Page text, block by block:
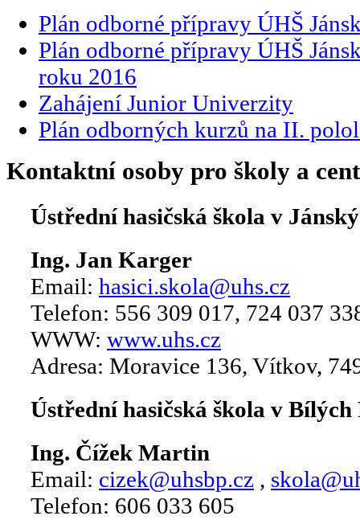
Plán odborné přípravy ÚHŠ
Plán odborné přípravy ÚHŠ
roku 2016
Zahájení Junior Univerzity
Plán odborných kurzů na II.
Kontaktní osoby pro školy a
Ústřední hasičská škola v
Ing. Jan Karger
Email: hasici.skola@uhs.cz
Telefon: 556 309 017, 724 037
WWW: www.uhs.cz
Adresa: Moravice 136, Vítkov,
Ústřední hasičská škola v Bílých
Ing. Čížek Martin
Email: cizek@uhsbp.cz ,
Telefon: 606 033 605